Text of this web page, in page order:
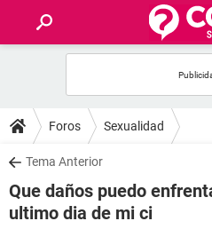
FOROS
SALUD
FAMILIA
Foros Sexualidad
Tema Anterior
Que daños puedo
ultimo dia de mi ci